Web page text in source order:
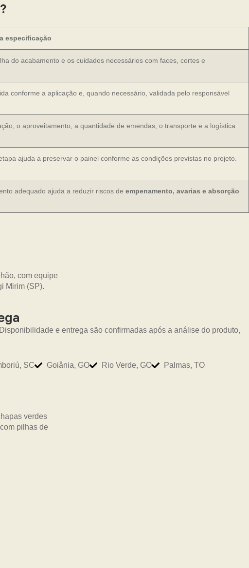
especificação
do acabamento e os cuidados necessários com faces, cortes e
conforme a aplicação e, quando necessário, validada pelo responsável
o aproveitamento, a quantidade de emendas, o transporte e a logística
ajuda a preservar o painel conforme as condições previstas no projeto.
adequado ajuda a reduzir riscos de empenamento, avarias e absorção
e entrega são confirmadas após a análise do produto,
SC Goiânia, GO Rio Verde, GO
Palmas, TO